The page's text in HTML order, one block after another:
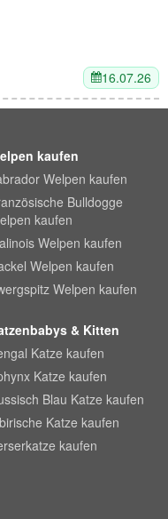
16.07.26
kaufen
Welpen kaufen
Bulldogge
kaufen
Welpen kaufen
Welpen kaufen
Welpen kaufen
& Kitten
Katze kaufen
Katze kaufen
Blau Katze kaufen
Katze kaufen
kaufen